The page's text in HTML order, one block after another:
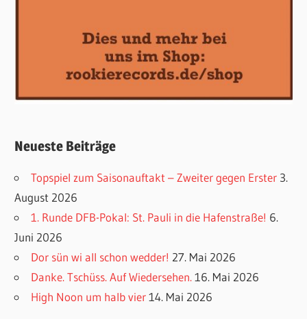
Neueste Beiträge
Topspiel zum Saisonauftakt – Zweiter gegen Erster 3.
August 2026
1. Runde DFB-Pokal: St. Pauli in die Hafenstraße! 6.
Juni 2026
Dor sün wi all schon wedder! 27. Mai 2026
Danke. Tschüss. Auf Wiedersehen. 16. Mai 2026
High Noon um halb vier 14. Mai 2026